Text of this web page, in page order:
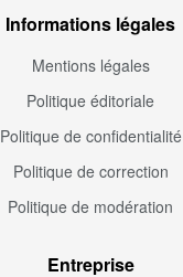
Informations légales
Mentions légales
Politique éditoriale
Politique de confidentialité
Politique de correction
Politique de modération
Entreprise